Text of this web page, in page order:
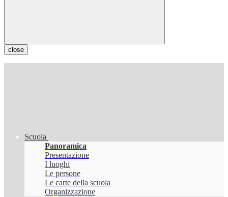
close
Scuola
Panoramica
Presentazione
I luoghi
Le persone
Le carte della scuola
Organizzazione